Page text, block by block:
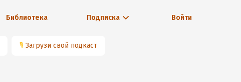
Библиотека Подписка Войти
🎙 Загрузи свой подкаст